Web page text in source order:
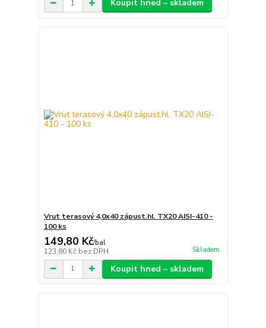
Koupit hned – skladem
Vrut terasový 4,0x40 zápust.hl. TX20 AISI-410 -
100 ks
149,80 Kč/bal
123,80 Kč bez DPH Skladem
Koupit hned – skladem